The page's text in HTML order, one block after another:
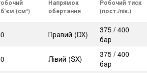
(см³)
Напрямок
обертання
Робочий тиск
(пост./пік.)
Правий (DX)
375 / 400
бар
Лівий (SX)
375 / 400
бар